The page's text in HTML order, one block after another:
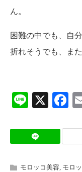
ん。
困難の中でも、自
折れそうでも、ま
LineX
モロッコ美容 モロ